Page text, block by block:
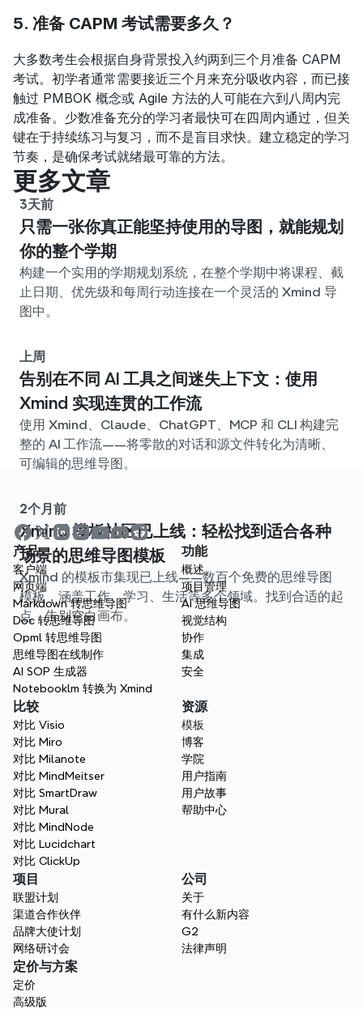
5. 准备 CAPM 考试需要多久？
大多数考生会根据自身背景投入约两到三个月准备 CAPM
考试。初学者通常需要接近三个月来充分吸收内容，而已接
触过 PMBOK 概念或 Agile 方法的人可能在六到八周内完
成准备。少数准备充分的学习者最快可在四周内通过，但关
键在于持续练习与复习，而不是盲目求快。建立稳定的学习
节奏，是确保考试就绪最可靠的方法。
更多文章
3天前
只需一张你真正能坚持使用的导图，就能规划
你的整个学期
构建一个实用的学期规划系统，在整个学期中将课程、截
止日期、优先级和每周行动连接在一个灵活的 Xmind 导
图中。
上周
告别在不同 AI 工具之间迷失上下文：使用
Xmind 实现连贯的工作流
使用 Xmind、Claude、ChatGPT、MCP 和 CLI 构建完
整的 AI 工作流——将零散的对话和源文件转化为清晰、
可编辑的思维导图。
2个月前
Xmind 模板社区已上线：轻松找到适合各种
场景的思维导图模板
Xmind 的模板市集现已上线——数百个免费的思维导图
模板，涵盖工作、学习、生活等多个领域。找到合适的起
点，告别空白画布。
产品
客户端
网页端
Markdown 转思维导图
Doc 转思维导图
Opml 转思维导图
思维导图在线制作
AI SOP 生成器
Notebooklm 转换为 Xmind
功能
概述
项目管理
AI 思维导图
视觉结构
协作
集成
安全
比较
对比 Visio
对比 Miro
对比 Milanote
对比 MindMeitser
对比 SmartDraw
对比 Mural
对比 MindNode
对比 Lucidchart
对比 ClickUp
资源
模板
博客
学院
用户指南
用户故事
帮助中心
项目
联盟计划
渠道合作伙伴
品牌大使计划
网络研讨会
公司
关于
有什么新内容
G2
法律声明
定价与方案
定价
高级版